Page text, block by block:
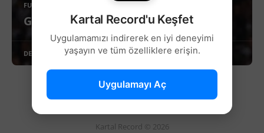
FUTBOL
Gabriel Paulista'ya sürpriz talip!
DEVAMINI OKU
Kartal Record © 2026
Kartal Record'u Keşfet
Uygulamamızı indirerek en iyi deneyimi
yaşayın ve tüm özelliklere erişin.
Uygulamayı Aç